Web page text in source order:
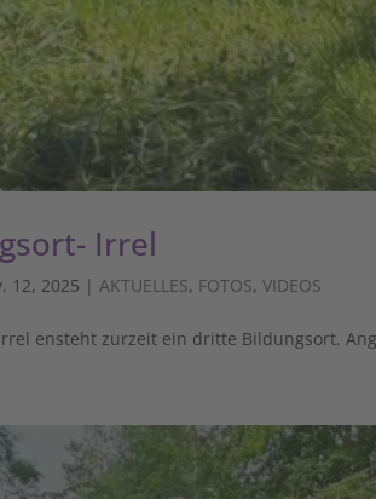
Irrel
12, 2025 |AKTUELLES, FOTOS,VIDEOS
ensteht zurzeit ein dritte Bildungsort.